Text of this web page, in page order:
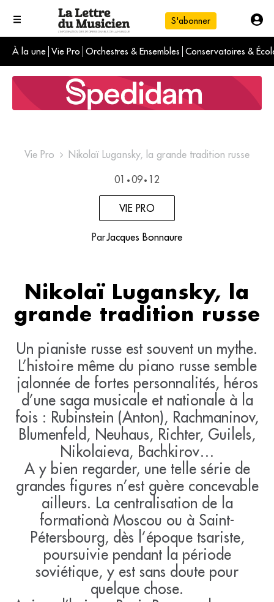
S'abonner
À la une Vie Pro Orchestres & Ensembles Conservatoires &
L'info du jour
Le numéro du mois
International
Vie Pro Nikolaï Lugansky, la grande tradition russe
01 • 09 • 12
VIE PRO
ParJacques Bonnaure
Nikolaï Lugansky, la
grande tradition russe
Un pianiste russe est souvent un mythe.
L’histoire même du piano russe semble
jalonnée de fortes personnalités, héros
d’une saga musicale et nationale à la
fois : Rubinstein (Anton), Rachmaninov,
Blumenfeld, Neuhaus, Richter, Guilels,
Nikolaieva, Bachkirov…
A y bien regarder, une telle série de
grandes figures n’est guère concevable
ailleurs. La centralisation de la
formationà Moscou ou à Saint-
Pétersbourg, dès l’époque tsariste,
poursuivie pendant la période
soviétique, y est sans doute pour
quelque chose.